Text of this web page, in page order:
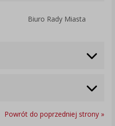
Biuro Rady Miasta
Powrót do poprzedniej strony »